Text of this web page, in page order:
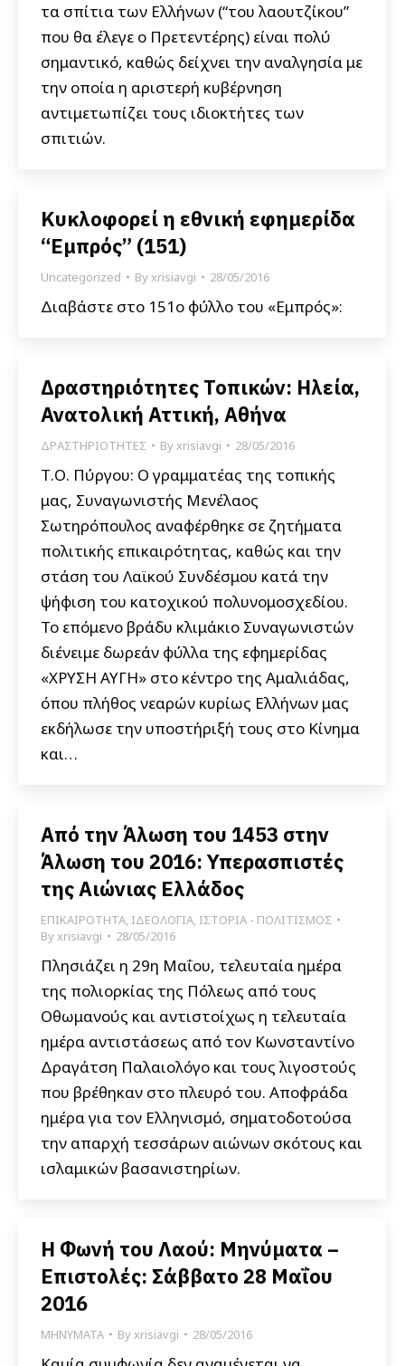
τα σπίτια των Ελλήνων (“του λαουτζίκου”
που θα έλεγε ο Πρετεντέρης) είναι πολύ
σημαντικό, καθώς δείχνει την αναλγησία με
την οποία η αριστερή κυβέρνηση
αντιμετωπίζει τους ιδιοκτήτες των
σπιτιών.
Κυκλοφορεί η εθνική εφημερίδα
“Εμπρός” (151)
Uncategorized Byxrisiavgi 28/05/2016
Διαβάστε στο 151ο φύλλο του «Εμπρός»:
Δραστηριότητες Τοπικών: Ηλεία,
Ανατολική Αττική, Αθήνα
ΔΡΑΣΤΗΡΙΟΤΗΤΕΣ Byxrisiavgi 28/05/2016
Τ.Ο. Πύργου: Ο γραμματέας της τοπικής
μας, Συναγωνιστής Μενέλαος
Σωτηρόπουλος αναφέρθηκε σε ζητήματα
πολιτικής επικαιρότητας, καθώς και την
στάση του Λαϊκού Συνδέσμου κατά την
ψήφιση του κατοχικού πολυνομοσχεδίου.
Το επόμενο βράδυ κλιμάκιο Συναγωνιστών
διένειμε δωρεάν φύλλα της εφημερίδας
«ΧΡΥΣΗ ΑΥΓΗ» στο κέντρο της Αμαλιάδας,
όπου πλήθος νεαρών κυρίως Ελλήνων μας
εκδήλωσε την υποστήριξή τους στο Κίνημα
και…
Από την Άλωση του 1453 στην
Άλωση του 2016: Υπερασπιστές
της Αιώνιας Ελλάδος
ΕΠΙΚΑΙΡΟΤΗΤΑ, ΙΔΕΟΛΟΓΙΑ, ΙΣΤΟΡΙΑ - ΠΟΛΙΤΙΣΜΟΣ
Byxrisiavgi 28/05/2016
Πλησιάζει η 29η Μαΐου, τελευταία ημέρα
της πολιορκίας της Πόλεως από τους
Οθωμανούς και αντιστοίχως η τελευταία
ημέρα αντιστάσεως από τον Κωνσταντίνο
Δραγάτση Παλαιολόγο και τους λιγοστούς
που βρέθηκαν στο πλευρό του. Αποφράδα
ημέρα για τον Ελληνισμό, σηματοδοτούσα
την απαρχή τεσσάρων αιώνων σκότους και
ισλαμικών βασανιστηρίων.
Η Φωνή του Λαού: Μηνύματα –
Επιστολές: Σάββατο 28 Μαΐου
2016
ΜΗΝΥΜΑΤΑ Byxrisiavgi 28/05/2016